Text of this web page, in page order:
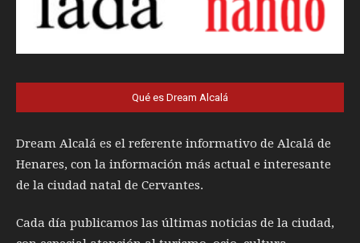
Qué es Dream Alcalá
Dream Alcalá es el referente informativo de Alcalá de
Henares, con la información más actual e interesante
de la ciudad natal de Cervantes.
Cada día publicamos las últimas noticias de la ciudad,